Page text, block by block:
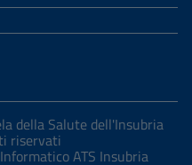
della Salute dell'Insubria
riservati
ATS Insubria